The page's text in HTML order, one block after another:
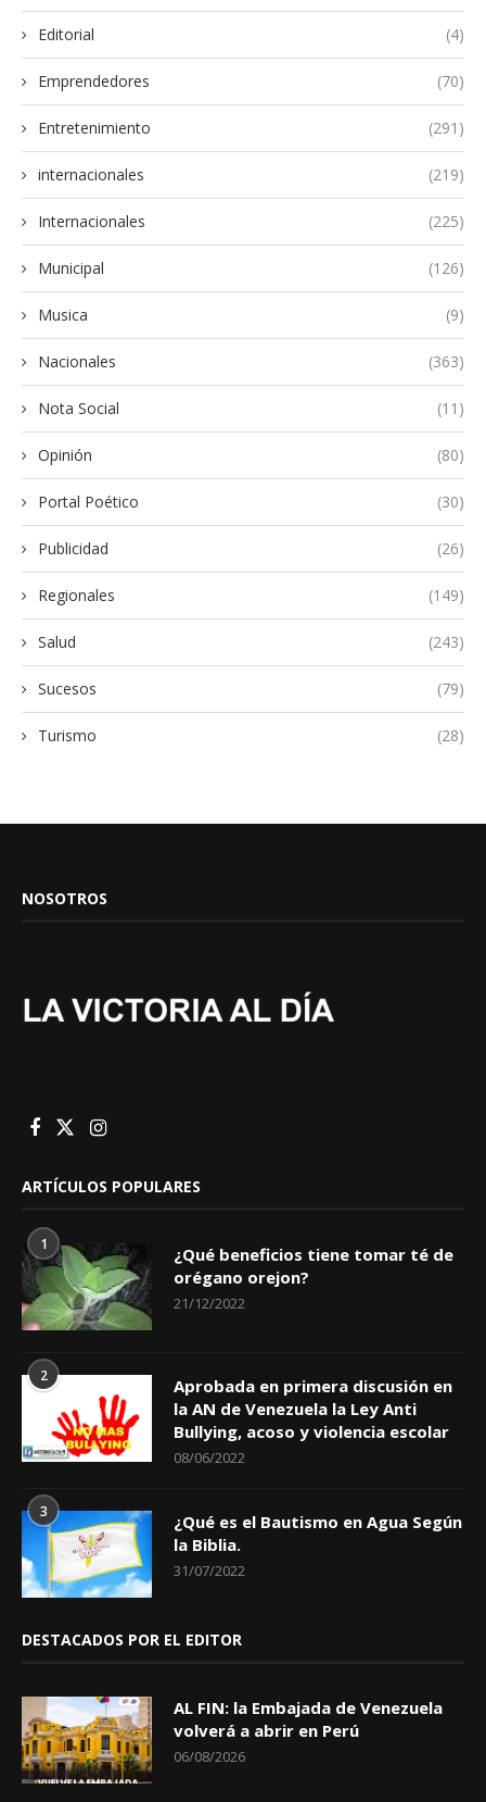
Editorial (4)
Emprendedores (70)
Entretenimiento (291)
internacionales (219)
Internacionales (225)
Municipal (126)
Musica (9)
Nacionales (363)
Nota Social (11)
Opinión (80)
Portal Poético (30)
Publicidad (26)
Regionales (149)
Salud (243)
Sucesos (79)
Turismo (28)
NOSOTROS
ARTÍCULOS POPULARES
1
¿Qué beneficios tiene tomar té de
orégano orejon?
21/12/2022
2
Aprobada en primera discusión en
la AN de Venezuela la Ley Anti
Bullying, acoso y violencia escolar
08/06/2022
3
¿Qué es el Bautismo en Agua Según
la Biblia.
31/07/2022
DESTACADOS POR EL EDITOR
AL FIN: la Embajada de Venezuela
volverá a abrir en Perú
06/08/2026